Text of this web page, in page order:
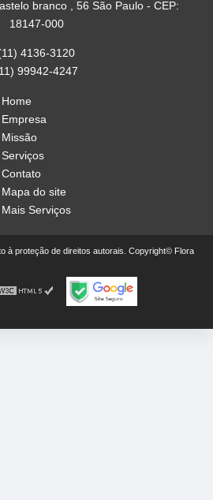
branco , 56 São Paulo - CEP:
18147-000
4136-3120
99942-4247
Home
Empresa
Missão
Serviços
Contato
Mapa do site
Mais Serviços
à proteção de direitos autorais. Copyright© Flora